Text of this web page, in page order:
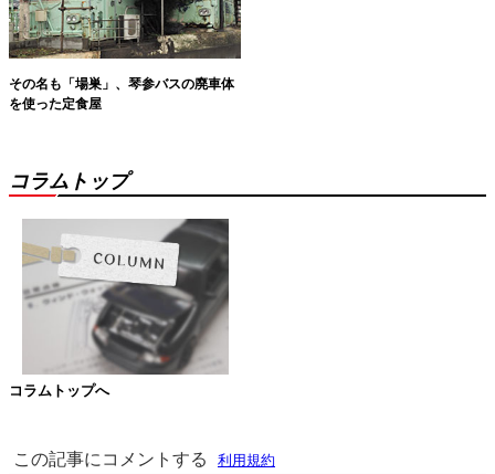
その名も「場巣」、琴参バスの廃車体
を使った定食屋
コラムトップ
コラムトップへ